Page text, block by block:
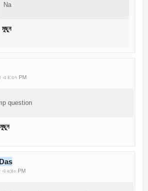
Na
মুছুন
এ ৪:৩৭ PM
question
মুছুন
এ ৬:৪০ PM